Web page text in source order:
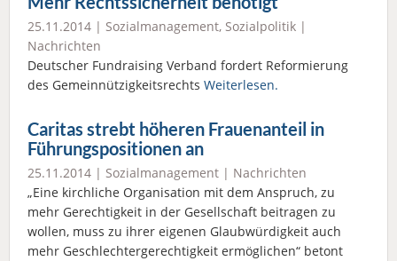
25.11.2014 | Sozialmanagement, Sozialpolitik |
Nachrichten
Deutscher Fundraising Verband fordert Reformierung
des Gemeinnützigkeitsrechts Weiterlesen.
Caritas strebt höheren Frauenanteil in
Führungspositionen an
25.11.2014 | Sozialmanagement | Nachrichten
„Eine kirchliche Organisation mit dem Anspruch, zu
mehr Gerechtigkeit in der Gesellschaft beitragen zu
wollen, muss zu ihrer eigenen Glaubwürdigkeit auch
mehr Geschlechtergerechtigkeit ermöglichen“ betont